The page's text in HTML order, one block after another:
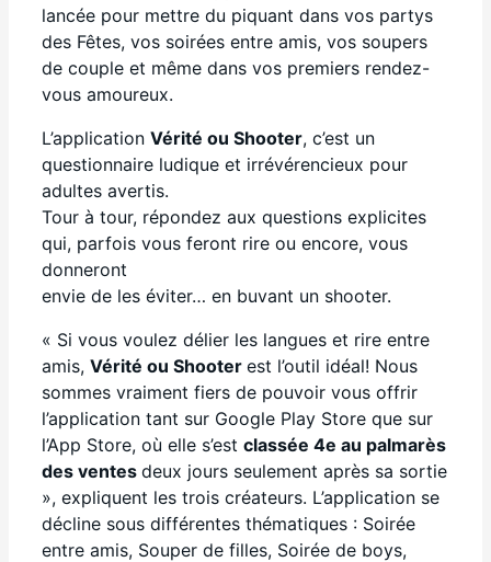
lancée pour mettre du piquant dans vos partys
des Fêtes, vos soirées entre amis, vos soupers
de couple et même dans vos premiers rendez-
vous amoureux.
L’application Vérité ou Shooter, c’est un
questionnaire ludique et irrévérencieux pour
adultes avertis.
Tour à tour, répondez aux questions explicites
qui, parfois vous feront rire ou encore, vous
donneront
envie de les éviter… en buvant un shooter.
« Si vous voulez délier les langues et rire entre
amis, Vérité ou Shooter est l’outil idéal! Nous
sommes vraiment fiers de pouvoir vous offrir
l’application tant sur Google Play Store que sur
l’App Store, où elle s’est classée 4e au palmarès
des ventes deux jours seulement après sa sortie
», expliquent les trois créateurs. L’application se
décline sous différentes thématiques : Soirée
entre amis, Souper de filles, Soirée de boys,